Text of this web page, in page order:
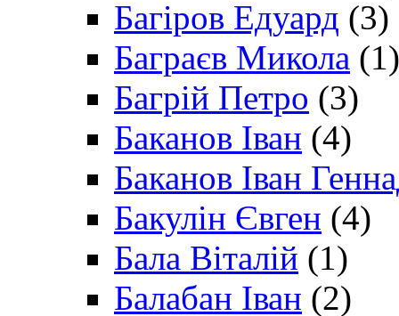
Багіров Едуард (3)
Баграєв Микола (1)
Багрій Петро (3)
Баканов Іван (4)
Баканов Іван
Бакулін Євген (4)
Бала Віталій (1)
Балабан Іван (2)